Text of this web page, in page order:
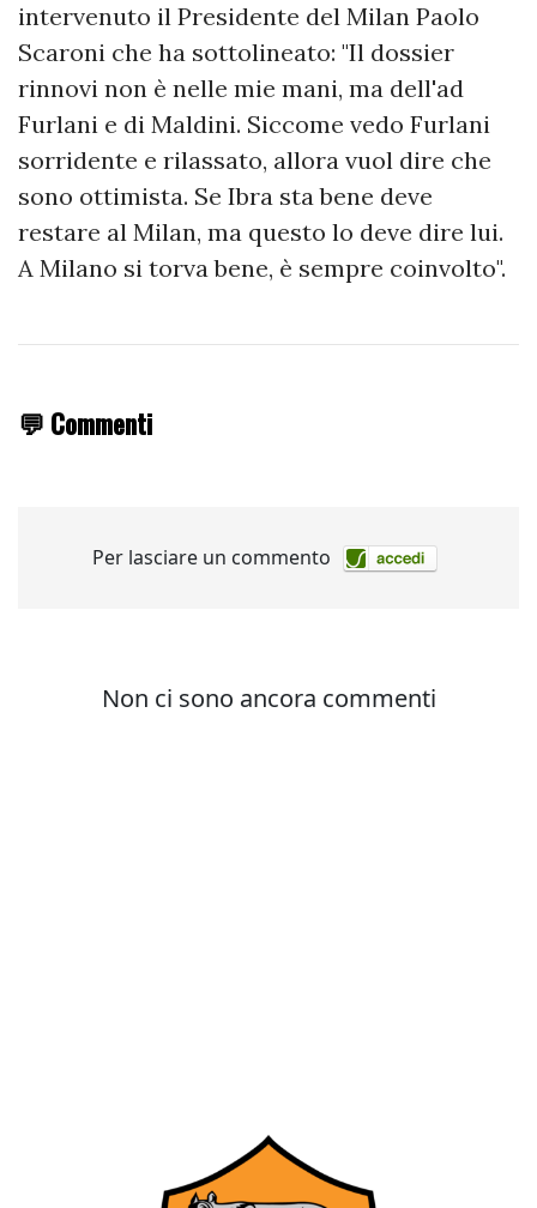
intervenuto il Presidente del Milan Paolo
Scaroni che ha sottolineato: "Il dossier
rinnovi non è nelle mie mani, ma dell'ad
Furlani e di Maldini. Siccome vedo Furlani
sorridente e rilassato, allora vuol dire che
sono ottimista. Se Ibra sta bene deve
restare al Milan, ma questo lo deve dire lui.
A Milano si torva bene, è sempre coinvolto".
💬 Commenti